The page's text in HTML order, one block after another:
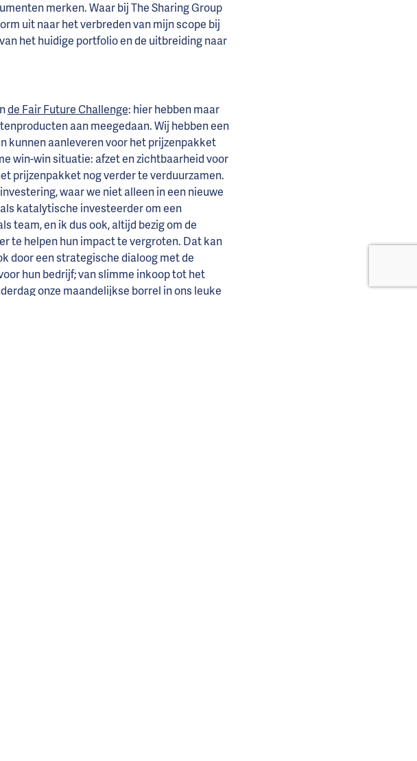
merken. Waar bij The Sharing Group
uit naar het verbreden van mijn scope bij
het huidige portfolio en de uitbreiding naar
de Fair Future Challenge: hier hebben maar
aan meegedaan. Wij hebben een
kunnen aanleveren voor het prijzenpakket
win-win situatie: afzet en zichtbaarheid voor
prijzenpakket nog verder te verduurzamen.
waar we niet alleen in een nieuwe
katalytische investeerder om een
team, en ik dus ook, altijd bezig om de
te helpen hun impact te vergroten. Dat kan
door een strategische dialoog met de
hun bedrijf; van slimme inkoop tot het
onze maandelijkse borrel in ons leuke